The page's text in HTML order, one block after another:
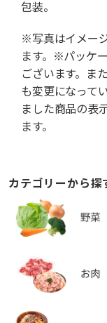
包装。
※写真はイメー
ます。※パッケ
ございます。ま
も変更になって
ました商品の表
ます。
カテゴリーから探